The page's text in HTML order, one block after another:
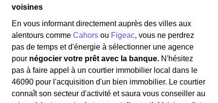
voisines
En vous informant directement auprès des villes aux
alentours comme Cahors ou Figeac, vous ne perdrez
pas de temps et d'énergie à sélectionner une agence
pour négocier votre prêt avec la banque. N'hésitez
pas à faire appel à un courtier immobilier local dans le
46090 pour l'acquisition d'un bien immobilier. Le courtier
connaît son secteur d'activité et saura vous conseiller au